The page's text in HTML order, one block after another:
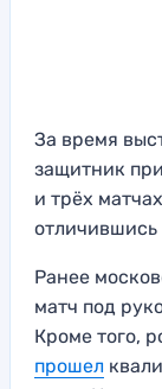
За время
защитник
и трёх
отличившись
Ранее
матч под
Кроме того,
прошел